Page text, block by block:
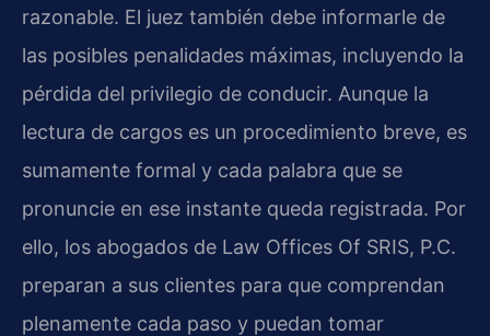
razonable. El juez también debe informarle de
las posibles penalidades máximas, incluyendo la
pérdida del privilegio de conducir. Aunque la
lectura de cargos es un procedimiento breve, es
sumamente formal y cada palabra que se
pronuncie en ese instante queda registrada. Por
ello, los abogados de Law Offices Of SRIS, P.C.
preparan a sus clientes para que comprendan
plenamente cada paso y puedan tomar